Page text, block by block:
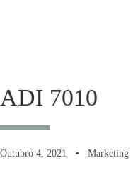
ADI 7010
Outubro 4, 2021 Marketing